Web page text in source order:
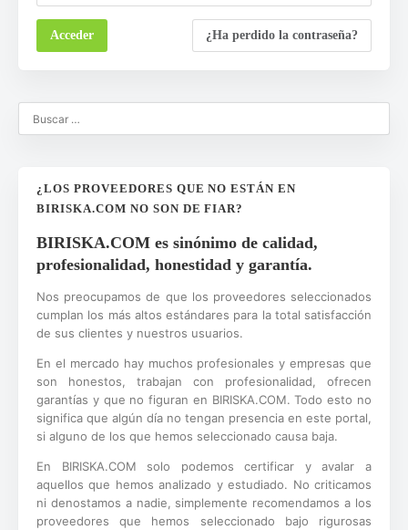
¿Ha perdido la contraseña?
¿LOS PROVEEDORES QUE NO ESTÁN EN
BIRISKA.COM NO SON DE FIAR?
BIRISKA.COM es sinónimo de calidad,
profesionalidad, honestidad y garantía.
Nos preocupamos de que los proveedores seleccionados
cumplan los más altos estándares para la total satisfacción
de sus clientes y nuestros usuarios.
En el mercado hay muchos profesionales y empresas que
son honestos, trabajan con profesionalidad, ofrecen
garantías y que no figuran en BIRISKA.COM. Todo esto no
significa que algún día no tengan presencia en este portal,
si alguno de los que hemos seleccionado causa baja.
En BIRISKA.COM solo podemos certificar y avalar a
aquellos que hemos analizado y estudiado. No criticamos
ni denostamos a nadie, simplemente recomendamos a los
proveedores que hemos seleccionado bajo rigurosas